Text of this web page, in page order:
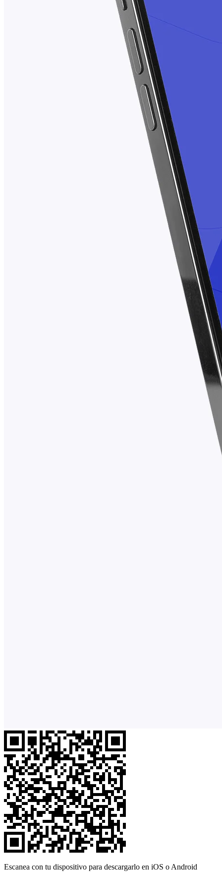
Escanea con tu dispositivo para descargarlo en iOS o Android